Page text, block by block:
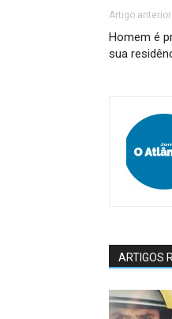
Artigo anterior
Homem é
sua
ARTIGOS